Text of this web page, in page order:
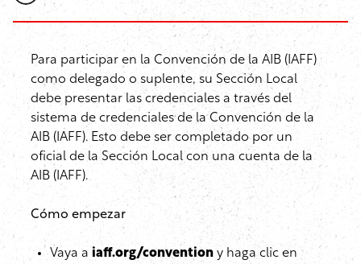
Para participar en la Convención de la AIB (IAFF)
como delegado o suplente, su Sección Local
debe presentar las credenciales a través del
sistema de credenciales de la Convención de la
AIB (IAFF). Esto debe ser completado por un
oficial de la Sección Local con una cuenta de la
AIB (IAFF).
Cómo empezar
Vaya a iaff.org/convention y haga clic en